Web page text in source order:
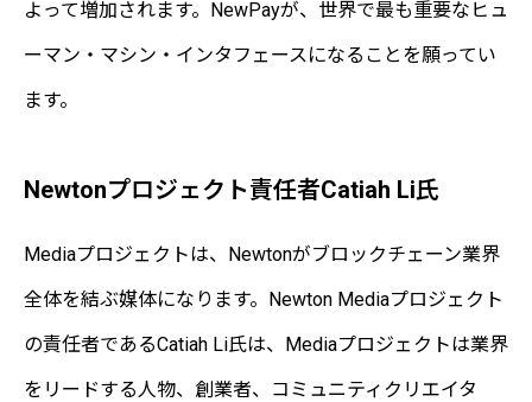
よって増加されます。NewPayが、世界で最も重要なヒュ
ーマン・マシン・インタフェースになることを願ってい
ます。
Newtonプロジェクト責任者Catiah Li氏
Mediaプロジェクトは、Newtonがブロックチェーン業界
全体を結ぶ媒体になります。Newton Mediaプロジェクト
の責任者であるCatiah Li氏は、Mediaプロジェクトは業界
をリードする人物、創業者、コミュニティクリエイタ